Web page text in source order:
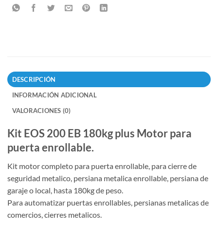
DESCRIPCIÓN
INFORMACIÓN ADICIONAL
VALORACIONES (0)
Kit EOS 200 EB 180kg plus Motor para
puerta enrollable.
Kit motor completo para puerta enrollable, para cierre de
seguridad metalico, persiana metalica enrollable, persiana de
garaje o local, hasta 180kg de peso.
Para automatizar puertas enrollables, persianas metalicas de
comercios, cierres metalicos.